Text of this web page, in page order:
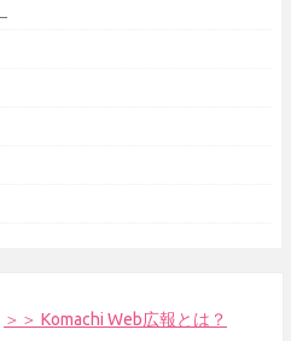
＞＞ Komachi Web広報とは？